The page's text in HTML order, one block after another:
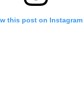
this post on Instagram